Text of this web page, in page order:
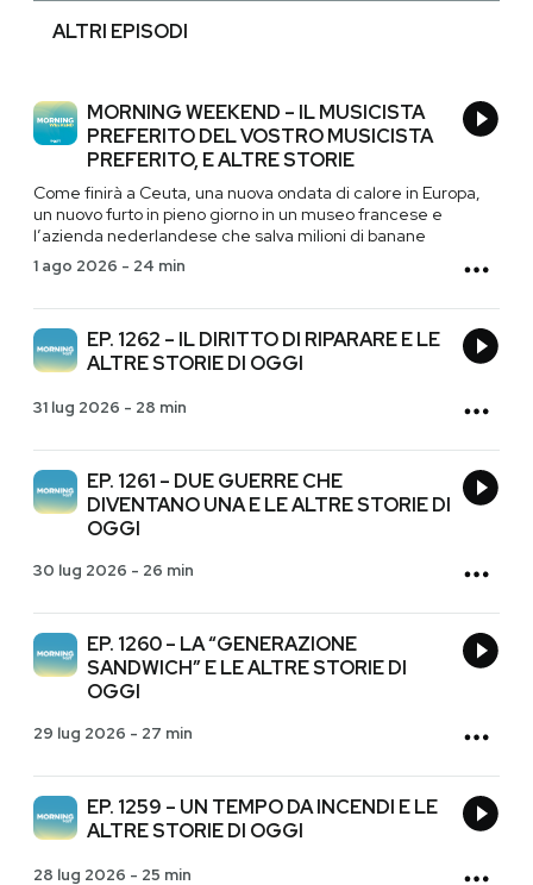
ALTRI EPISODI
MORNING WEEKEND – IL MUSICISTA
PREFERITO DEL VOSTRO MUSICISTA
PREFERITO, E ALTRE STORIE
Come finirà a Ceuta, una nuova ondata di calore in Europa,
un nuovo furto in pieno giorno in un museo francese e
l’azienda nederlandese che salva milioni di banane
1 ago 2026 - 24 min
EP. 1262 – IL DIRITTO DI RIPARARE E LE
ALTRE STORIE DI OGGI
31 lug 2026 - 28 min
EP. 1261 – DUE GUERRE CHE
DIVENTANO UNA E LE ALTRE STORIE DI
OGGI
30 lug 2026 - 26 min
EP. 1260 – LA “GENERAZIONE
SANDWICH” E LE ALTRE STORIE DI
OGGI
29 lug 2026 - 27 min
EP. 1259 – UN TEMPO DA INCENDI E LE
ALTRE STORIE DI OGGI
28 lug 2026 - 25 min